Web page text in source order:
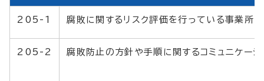
205-1 腐敗に関するリスク評価を行っている事業所
205-2 腐敗防止の方針や手順に関するコミュニケーシ